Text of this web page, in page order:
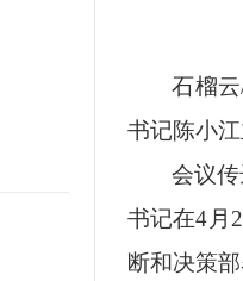
石榴云
书记陈小江
会议
书记在4月
断和决策